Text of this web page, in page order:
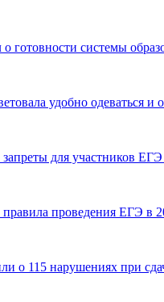
готовности системы
удобно одеваться и
для участников
правила проведения ЕГЭ в
о 115 нарушениях при